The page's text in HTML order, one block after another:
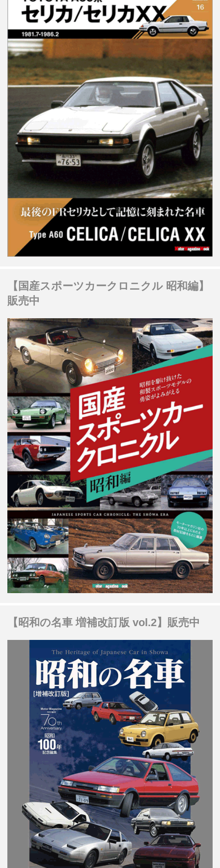
【国産スポーツカークロニクル 昭和編】
販売中
【昭和の名車 増補改訂版 vol.2】販売中